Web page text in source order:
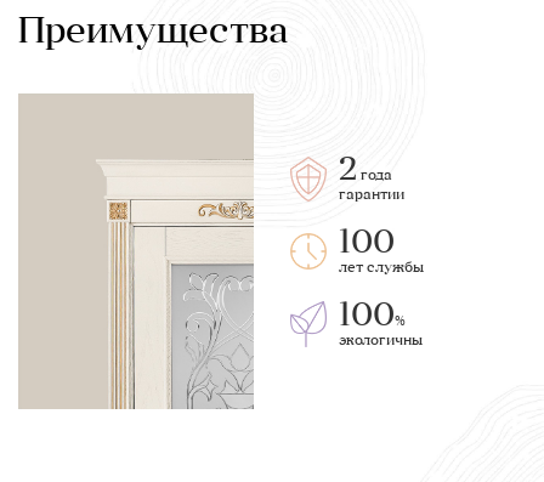
Преимущества
2 года
гарантии
100
лет службы
100%
экологичны